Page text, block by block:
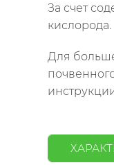
За счет
кислорода.
Для